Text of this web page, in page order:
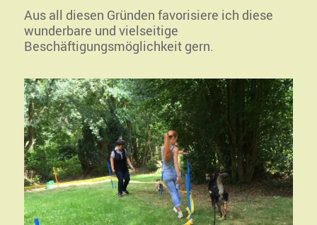
Aus all diesen Gründen favorisiere ich diese
wunderbare und vielseitige
Beschäftigungsmöglichkeit gern.